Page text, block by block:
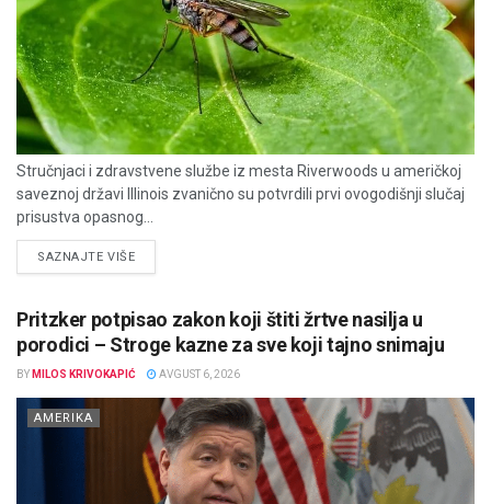
Stručnjaci i zdravstvene službe iz mesta Riverwoods u američkoj
saveznoj državi Illinois zvanično su potvrdili prvi ovogodišnji slučaj
prisustva opasnog...
SAZNAJTE VIŠEDETAILS
Pritzker potpisao zakon koji štiti žrtve nasilja u
porodici – Stroge kazne za sve koji tajno snimaju
BY MILOS KRIVOKAPIĆ AVGUST 6, 2026
AMERIKA